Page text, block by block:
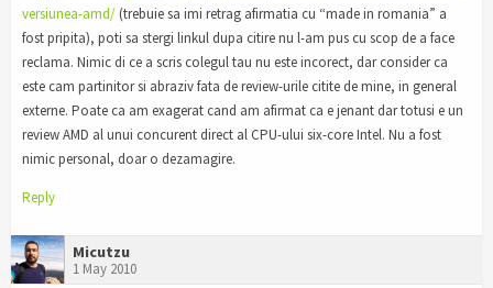
versiunea-amd/ (trebuie sa imi retrag afirmatia cu “made in romania” a
fost pripita), poti sa stergi linkul dupa citire nu l-am pus cu scop de a face
reclama. Nimic di ce a scris colegul tau nu este incorect, dar consider ca
este cam partinitor si abraziv fata de review-urile citite de mine, in general
externe. Poate ca am exagerat cand am afirmat ca e jenant dar totusi e un
review AMD al unui concurent direct al CPU-ului six-core Intel. Nu a fost
nimic personal, doar o dezamagire.
Reply
Micutzu
1 May 2010